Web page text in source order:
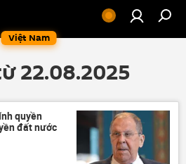
Việt Nam
22.08.2025
quyền
đất nước